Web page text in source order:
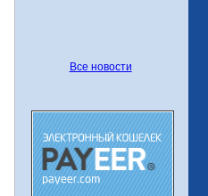
Все новости